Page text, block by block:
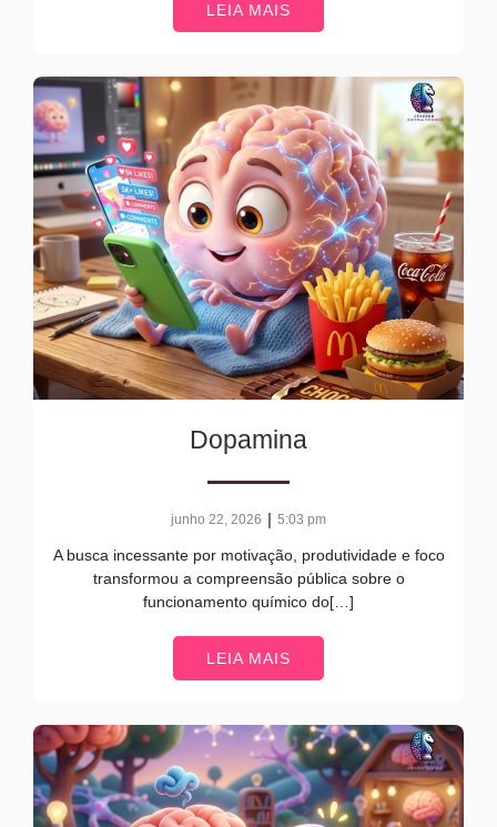
LEIA MAIS
Dopamina
junho 22, 2026 | 5:03 pm
A busca incessante por motivação, produtividade e foco
transformou a compreensão pública sobre o
funcionamento químico do[…]
LEIA MAIS